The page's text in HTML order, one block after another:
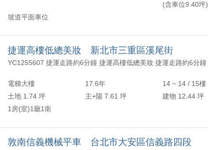
(含車位9.40坪)
坡道平面車位
捷運高樓低總美妝 新北市三重區溪尾街
YC1255607 捷運走路約6分鐘 捷運高樓低總美妝 捷運走路約6分鐘
電梯大樓 17.6年
14 ~ 14 / 15樓
土地 1.74 坪
主+陽 7.61 坪
建物 12.44 坪
1房(室)1廳1衛
敦南信義機械平車 台北市大安區信義路四段